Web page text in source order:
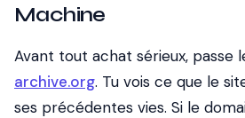
Machine
Avant tout achat sérieux, passe
archive.org. Tu vois ce que le
ses précédentes vies. Si le